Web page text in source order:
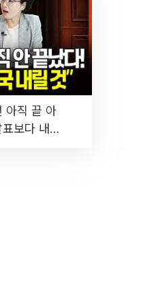
아직 끝 아
보다 내릴